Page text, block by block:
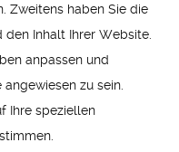
Zweitens haben Sie die
Inhalt Ihrer Website.
anpassen und
zu sein.
Ihre speziellen